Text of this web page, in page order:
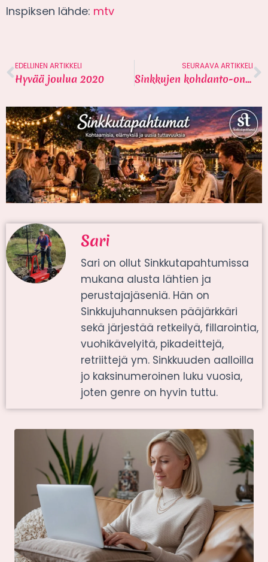
Inspiksen lähde: mtv
EDELLINEN ARTIKKELI
Hyvää joulua 2020
SEURAAVA ARTIKKELI
Sinkkujen kohdanto-ongelma – 3 syytä
Sari
Sari on ollut Sinkkutapahtumissa
mukana alusta lähtien ja
perustajajäseniä. Hän on
Sinkkujuhannuksen pääjärkkäri
sekä järjestää retkeilyä, fillarointia,
vuohikävelyitä, pikadeittejä,
retriittejä ym. Sinkkuuden aalloilla
jo kaksinumeroinen luku vuosia,
joten genre on hyvin tuttu.